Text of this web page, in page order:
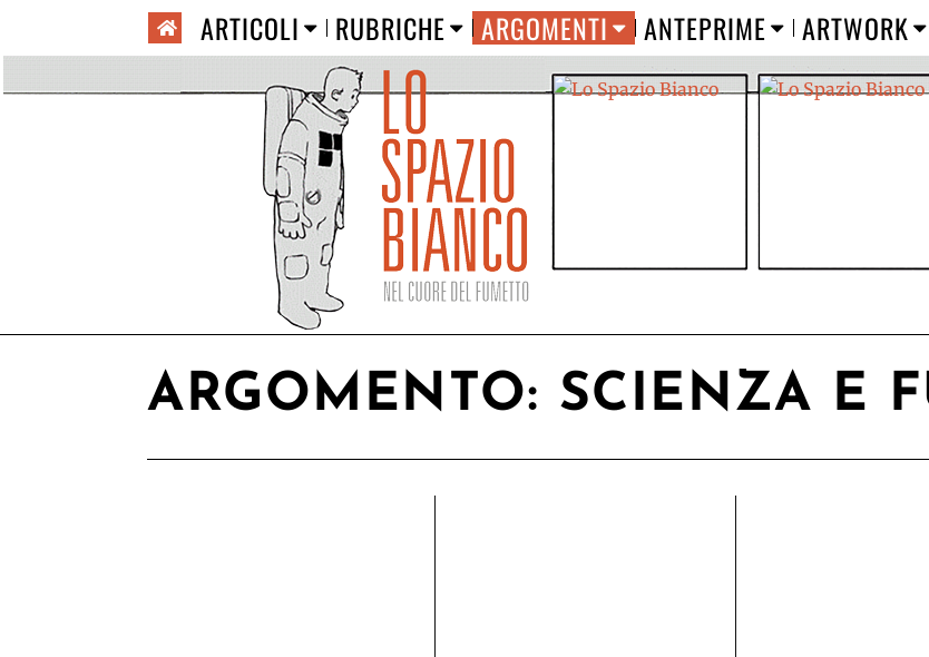
ARTICOLI RUBRICHE ARGOMENTI ANTEPRIME ARTWORK
ARGOMENTO: SCIENZA E